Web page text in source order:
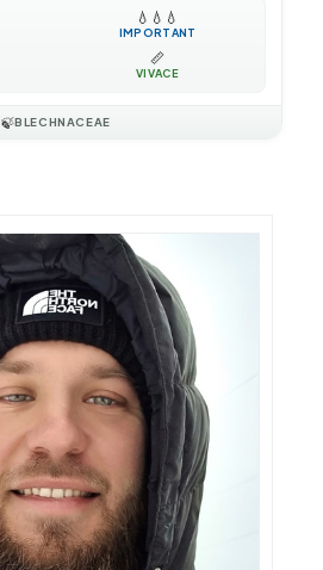
💧 💧 💧
IMPORTANT
📏
VIVACE
🍃BLECHNACEAE